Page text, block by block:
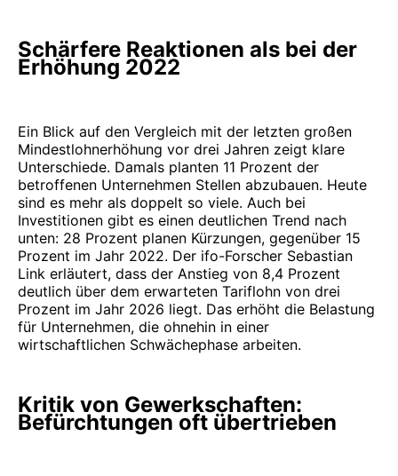
Schärfere Reaktionen als bei der
Erhöhung 2022
Ein Blick auf den Vergleich mit der letzten großen
Mindestlohnerhöhung vor drei Jahren zeigt klare
Unterschiede. Damals planten 11 Prozent der
betroffenen Unternehmen Stellen abzubauen. Heute
sind es mehr als doppelt so viele. Auch bei
Investitionen gibt es einen deutlichen Trend nach
unten: 28 Prozent planen Kürzungen, gegenüber 15
Prozent im Jahr 2022. Der ifo-Forscher Sebastian
Link erläutert, dass der Anstieg von 8,4 Prozent
deutlich über dem erwarteten Tariflohn von drei
Prozent im Jahr 2026 liegt. Das erhöht die Belastung
für Unternehmen, die ohnehin in einer
wirtschaftlichen Schwächephase arbeiten.
Kritik von Gewerkschaften:
Befürchtungen oft übertrieben